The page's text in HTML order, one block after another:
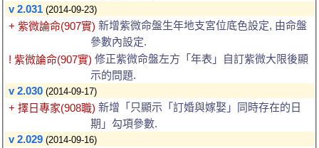
v 2.031 (2014-09-23)
+ 紫微論命(907實) 新增紫微命盤生年地支宮位底色設定, 由命盤
參數內設定.
! 紫微論命(907實) 修正紫微命盤左方「年表」自訂紫微大限後顯
示的問題.
v 2.030 (2014-09-17)
+ 擇日專家(908職) 新增「只顯示「訂婚與嫁娶」同時存在的日
期」勾項參數.
v 2.029 (2014-09-16)